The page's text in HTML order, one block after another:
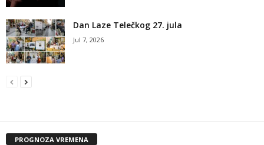
Dan Laze Telečkog 27. jula
Jul 7, 2026
PROGNOZA VREMENA